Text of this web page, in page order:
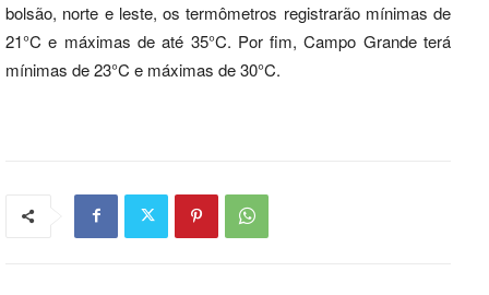
bolsão, norte e leste, os termômetros registrarão mínimas de
21°C e máximas de até 35°C. Por fim, Campo Grande terá
mínimas de 23°C e máximas de 30°C.